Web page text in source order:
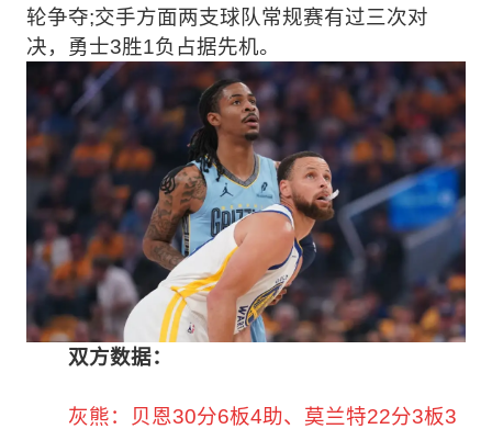
轮争夺;交手方面两支球队常规赛有过三次对
决，勇士3胜1负占据先机。
双方数据：
灰熊：贝恩30分6板4助、莫兰特22分3板3